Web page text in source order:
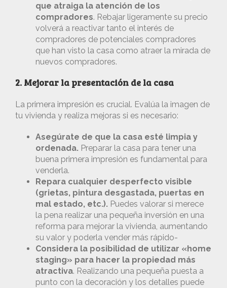
que atraiga la atención de los
compradores. Rebajar ligeramente su precio
volverá a reactivar tanto el interés de
compradores de potenciales compradores
que han visto la casa como atraer la mirada de
nuevos compradores.
2. Mejorar la presentación de la casa
La primera impresión es crucial. Evalúa la imagen de
tu vivienda y realiza mejoras si es necesario:
Asegúrate de que la casa esté limpia y
ordenada. Preparar la casa para tener una
buena primera impresión es fundamental para
venderla.
Repara cualquier desperfecto visible
(grietas, pintura desgastada, puertas en
mal estado, etc.). Puedes valorar si merece
la pena realizar una pequeña inversión en una
reforma para mejorar la vivienda, aumentando
su valor y poderla vender más rápido-
Considera la posibilidad de utilizar «home
staging» para hacer la propiedad más
atractiva. Realizando una pequeña puesta a
punto con la decoración y los detalles puede